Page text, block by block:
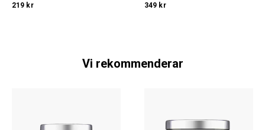
219 kr 349 kr
Vi rekommenderar